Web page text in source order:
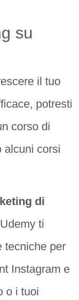
su
il tuo
potresti
corso di
alcuni corsi
di
ti
tecniche per
Instagram e
o i tuoi